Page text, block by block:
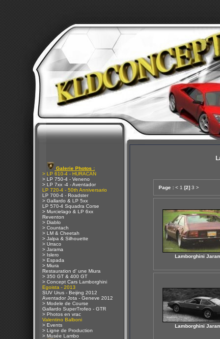
Galerie Photos :
> LP 610-4 - HURACAN
> LP 750-4 - Veneno
> LP 7xx -4 - Aventador
LP 720-4 - 50th Anniversario
LP 700-4 - Roadster
> Gallardo & LP 5xx
LP 570-4 Squadra Corse
> Murcielago & LP 6xx
Reventon
> Diablo
> Countach
> LM & Cheetah
> Jalpa & Silhouette
> Urraco
> Jarama
> Islero
> Espada
> Miura
Restauration d' une Miura
> 350 GT & 400 GT
> Concept Cars Lamborghini
Egoista - 2013
SUV Urus - Beijing 2012
Aventador Jota - Geneve 2012
> Modele de Course
Gallardo SuperTrofeo - GTR
> Photos en vrac
Valentino Balboni
> Events
> Ligne de Production
> Musée Lambo
Page : < 1 [2] 3 >
Lamborghini
Lamborghini